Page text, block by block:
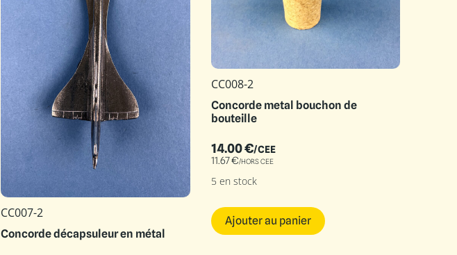
CC007-2
Concorde décapsuleur en métal
CC008-2
Concorde metal bouchon de
bouteille
14.00€/CEE
11.67€/HORS CEE
5 en stock
Ajouter au panier